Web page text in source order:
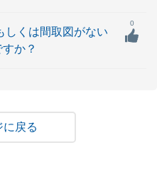
しくは間取図がない
か？
0
戻る